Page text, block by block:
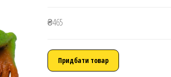
₴465
Придбати товар